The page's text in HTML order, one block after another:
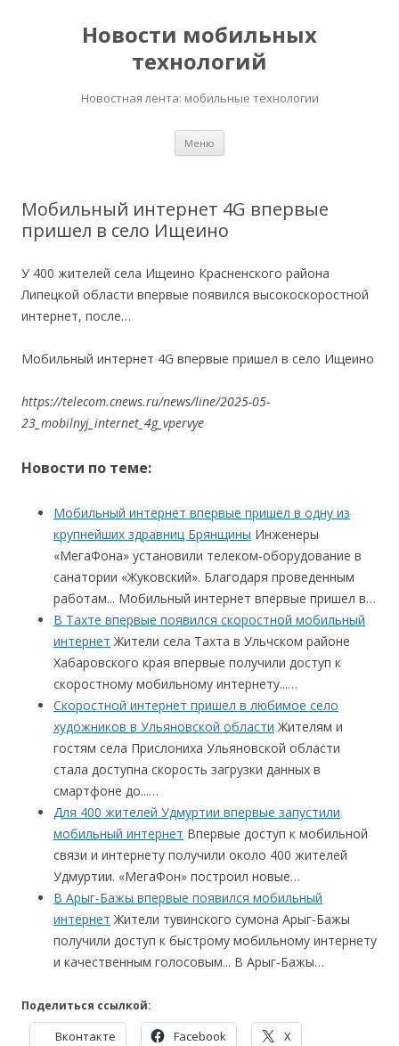
Новости мобильных
технологий
Новостная лента: мобильные технологии
Меню
Мобильный интернет 4G впервые
пришел в село Ищеино
У 400 жителей села Ищеино Красненского района
Липецкой области впервые появился высокоскоростной
интернет, после…
Мобильный интернет 4G впервые пришел в село Ищеино
https://telecom.cnews.ru/news/line/2025-05-
23_mobilnyj_internet_4g_vpervye
Новости по теме:
Мобильный интернет впервые пришел в одну из
крупнейших здравниц Брянщины Инженеры
«МегаФона» установили телеком-оборудование в
санатории «Жуковский». Благодаря проведенным
работам... Мобильный интернет впервые пришел в…
В Тахте впервые появился скоростной мобильный
интернет Жители села Тахта в Ульчском районе
Хабаровского края впервые получили доступ к
скоростному мобильному интернету...…
Скоростной интернет пришел в любимое село
художников в Ульяновской области Жителям и
гостям села Прислониха Ульяновской области
стала доступна скорость загрузки данных в
смартфоне до...…
Для 400 жителей Удмуртии впервые запустили
мобильный интернет Впервые доступ к мобильной
связи и интернету получили около 400 жителей
Удмуртии. «МегаФон» построил новые…
В Арыг-Бажы впервые появился мобильный
интернет Жители тувинского сумона Арыг-Бажы
получили доступ к быстрому мобильному интернету
и качественным голосовым... В Арыг-Бажы…
Поделиться ссылкой:
Вконтакте Facebook X